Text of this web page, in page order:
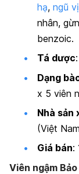
hạ, ngũ
nhân,
benzoic.
Tá dược
Dạng
x 5 viên
Nhà sản
(Việt
Giá bán:
Viên ngậm